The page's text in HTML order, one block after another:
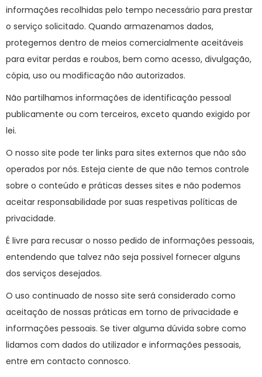
informações recolhidas pelo tempo necessário para prestar
o serviço solicitado. Quando armazenamos dados,
protegemos dentro de meios comercialmente aceitáveis
para evitar perdas e roubos, bem como acesso, divulgação,
cópia, uso ou modificação não autorizados.
Não partilhamos informações de identificação pessoal
publicamente ou com terceiros, exceto quando exigido por
lei.
O nosso site pode ter links para sites externos que não são
operados por nós. Esteja ciente de que não temos controle
sobre o conteúdo e práticas desses sites e não podemos
aceitar responsabilidade por suas respetivas políticas de
privacidade.
É livre para recusar o nosso pedido de informações pessoais,
entendendo que talvez não seja possivel fornecer alguns
dos serviços desejados.
O uso continuado de nosso site será considerado como
aceitação de nossas práticas em torno de privacidade e
informações pessoais. Se tiver alguma dúvida sobre como
lidamos com dados do utilizador e informações pessoais,
entre em contacto connosco.